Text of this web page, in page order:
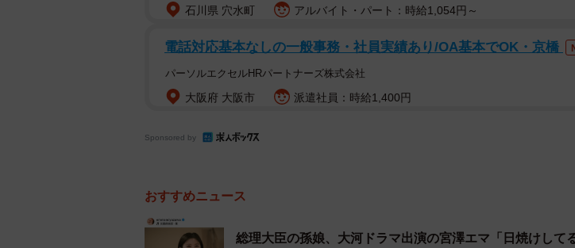
国と深く結びつく国もあれば、米中双方から距離を置く「戦略的自律」を
枠組みの遠心力を強めている事実は否認できない。
国際秩序の崩壊を食い止めるバランサーの役割果たせ
に不安定な要素を孕んでいようとも、日米同盟の維持と強化が最優先課題
の強固な信頼関係を構築するための忍耐強い外交努力を継続しなければな
国際社会における日本の立ち位置を危うくする恐れがある。
石川県 穴水町 アルバイト・パート：時給1,054円～
電話対応基本なしの一般事務・社員実績あり/OA基本でOK・京橋
パーソルエクセルHRパートナーズ株式会社
大阪府 大阪市 派遣社員：時給1,400円
Sponsored by
おすすめニュース
総理大臣の孫娘、大河ドラマ出演の宮澤エマ「日焼けして